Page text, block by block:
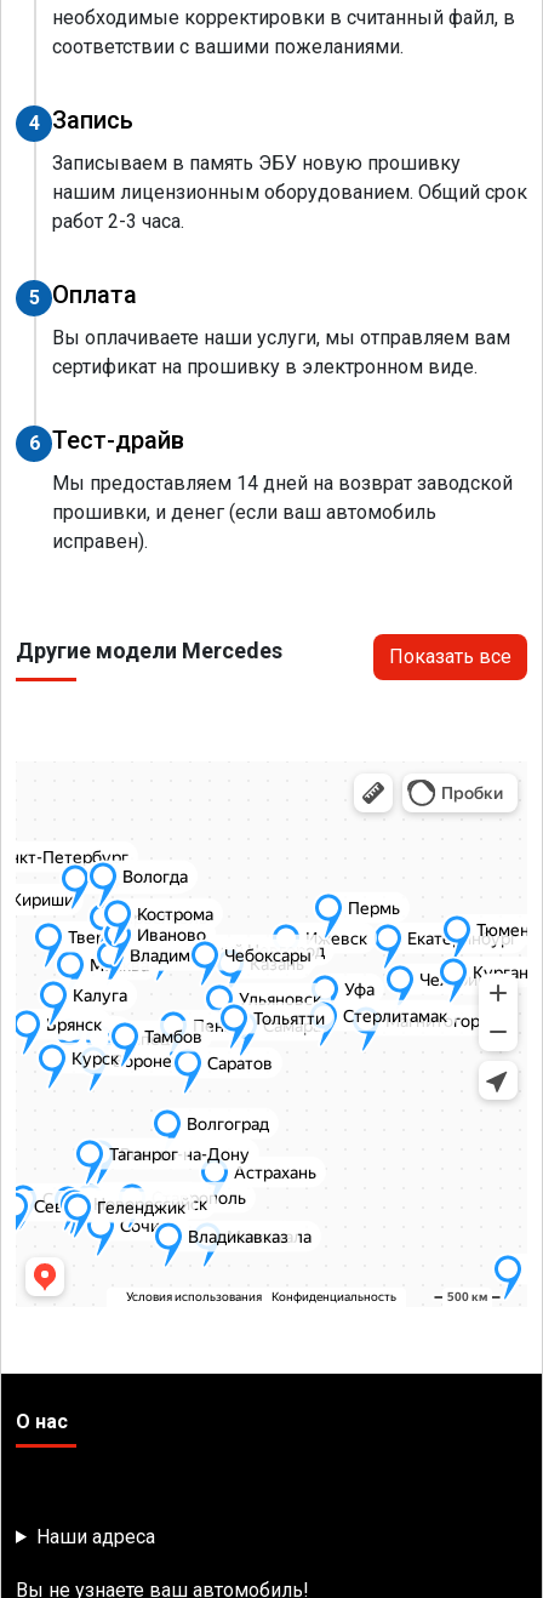
необходимые корректировки в считанный файл, в
соответствии с вашими пожеланиями.
4 Запись
Записываем в память ЭБУ новую прошивку
нашим лицензионным оборудованием. Общий срок
работ 2-3 часа.
5 Оплата
Вы оплачиваете наши услуги, мы отправляем вам
сертификат на прошивку в электронном виде.
6 Тест-драйв
Мы предоставляем 14 дней на возврат заводской
прошивки, и денег (если ваш автомобиль
исправен).
Другие модели Mercedes Показать все
О нас
Наши адреса
Вы не узнаете ваш автомобиль!